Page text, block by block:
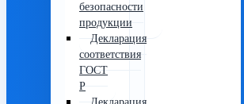
безопасности
продукции
Декларация
соответствия
ГОСТ
Р